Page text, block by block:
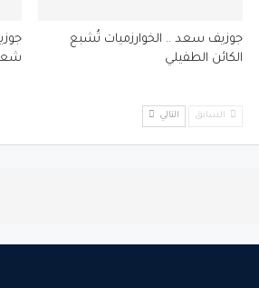
جوزيف سعد .. الخوارزميات تُشبع
الكائن الطفيلي
السابق التالي